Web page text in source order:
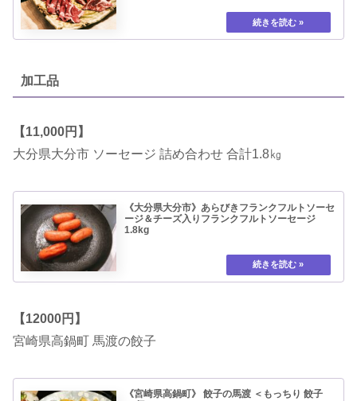
加工品
【11,000円】
大分県大分市 ソーセージ 詰め合わせ 合計1.8㎏
《大分県大分市》あらびきフランクフルトソーセ
ージ＆チーズ入りフランクフルトソーセージ
1.8kg
【12000円】
宮崎県高鍋町 馬渡の餃子
《宮崎県高鍋町》 餃子の馬渡 ＜もっちり 餃子